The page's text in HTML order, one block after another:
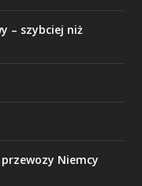
– szybciej niż
Niemcy